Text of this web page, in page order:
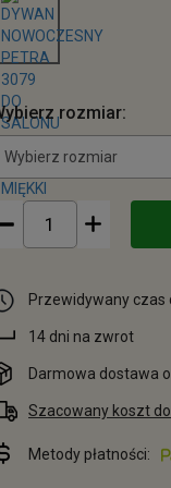
rozmiar:
Wybierz rozmiar
Przewidywany czas
14 dni na zwrot
Darmowa dostawa
Szacowany koszt
Metody płatności: